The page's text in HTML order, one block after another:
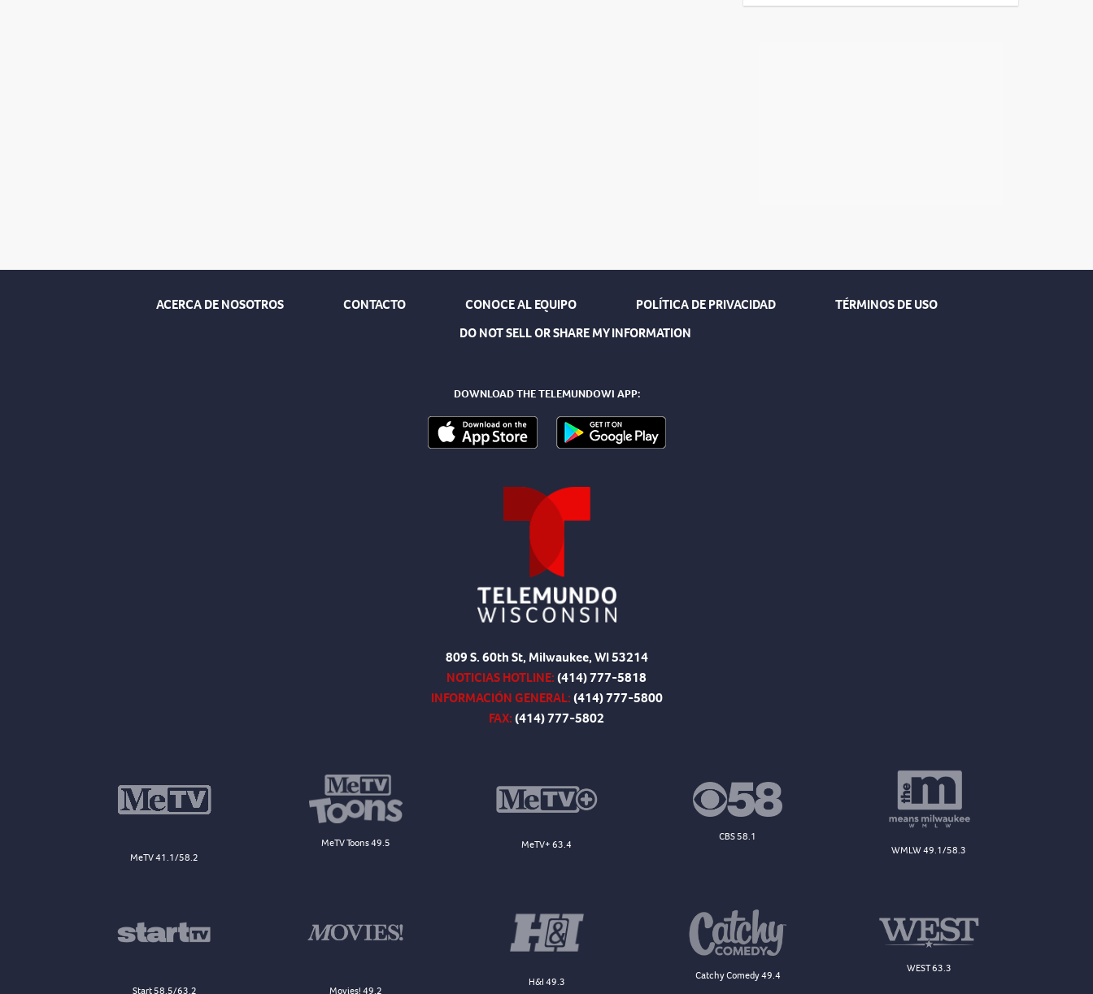
ACERCA DE NOSOTROS CONTACTO CONOCE AL EQUIPO POLÍTICA DE PRIVACIDAD
TÉRMINOS DE USO
DO NOT SELL OR SHARE MY INFORMATION
DOWNLOAD THE TELEMUNDOWI APP:
809 S. 60th St, Milwaukee, WI 53214
NOTICIAS HOTLINE:(414) 777-5818
INFORMACIÓN GENERAL:(414) 777-5800
FAX:(414) 777-5802
MeTV 41.1/58.2
MeTV Toons 49.5 MeTV+ 63.4
CBS 58.1
WMLW 49.1/58.3
Start 58.5/63.2 Movies! 49.2
H&I 49.3
Catchy Comedy 49.4
WEST 63.3